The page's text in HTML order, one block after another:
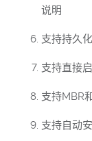
说明
支持持久
支持直接
支持MBR
支持自动